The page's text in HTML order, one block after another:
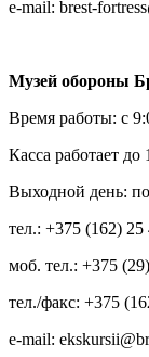
е-mail: brest-
Музей обороны
Время работы: с
Касса работает до
Выходной день:
тел.: +375 (162) 25
моб. тел.: +375
тел./факс: +375
e-mail: